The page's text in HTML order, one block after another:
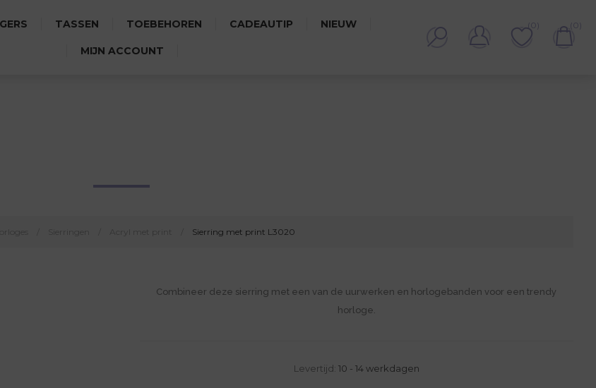
TASSEN TOEBEHOREN CADEAUTIP NIEUW
MIJN ACCOUNT
(0) (0)
Sierring met print L3020
Combineer deze sierring met een van de uurwerken en horlogebanden voor een trendy
horloge.
Levertijd: 10 - 14 werkdagen